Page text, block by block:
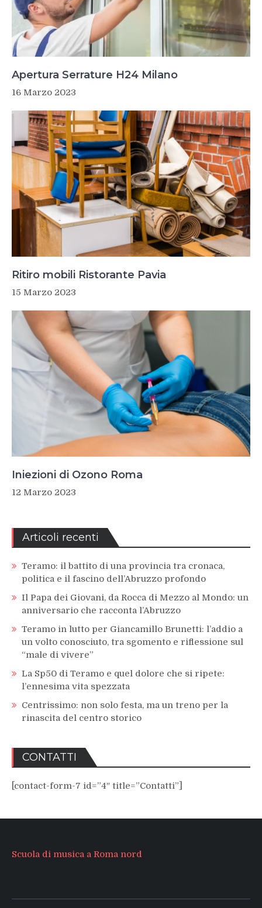
Apertura Serrature H24 Milano
16 Marzo 2023
Ritiro mobili Ristorante Pavia
15 Marzo 2023
Iniezioni di Ozono Roma
12 Marzo 2023
Articoli recenti
Teramo: il battito di una provincia tra cronaca,
politica e il fascino dell’Abruzzo profondo
Il Papa dei Giovani, da Rocca di Mezzo al Mondo: un
anniversario che racconta l’Abruzzo
Teramo in lutto per Giancamillo Brunetti: l’addio a
un volto conosciuto, tra sgomento e riflessione sul
“male di vivere”
La Sp50 di Teramo e quel dolore che si ripete:
l’ennesima vita spezzata
Centrissimo: non solo festa, ma un treno per la
rinascita del centro storico
CONTATTI
[contact-form-7 id=”4″ title=”Contatti”]
Scuola di musica a Roma nord